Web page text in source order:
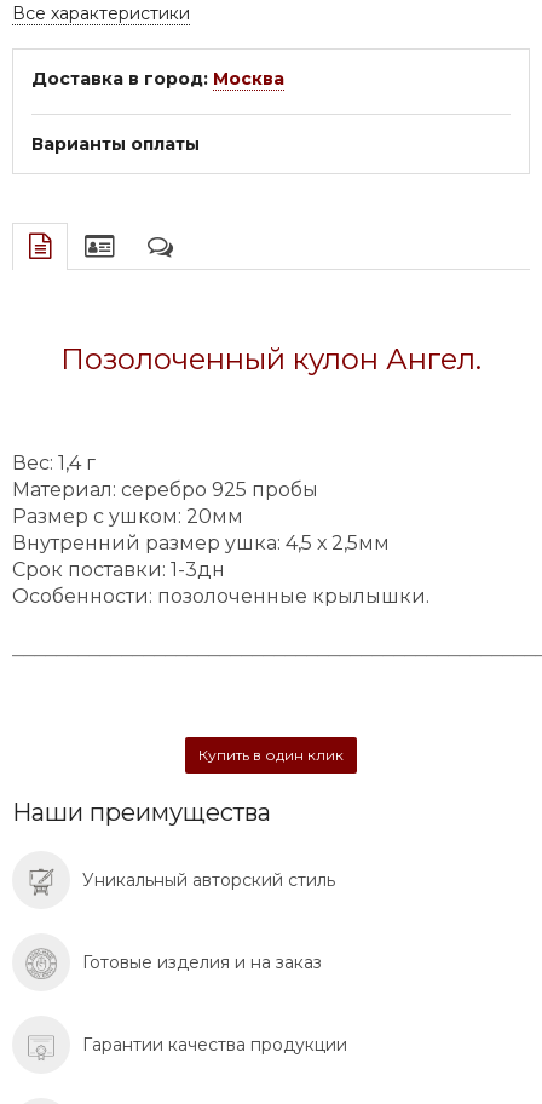
Все характеристики
Доставка в город: Москва
Варианты оплаты
Позолоченный кулон Ангел.
Вес: 1,4г
Материал: серебро 925 пробы
Размер с ушком: 20мм
Внутренний размер ушка: 4,5 х 2,5мм
Срок поставки: 1-3дн
Особенности: позолоченные крылышки.
Купить в один клик
Наши преимущества
Уникальный авторский стиль
Готовые изделия и на заказ
Гарантии качества продукции